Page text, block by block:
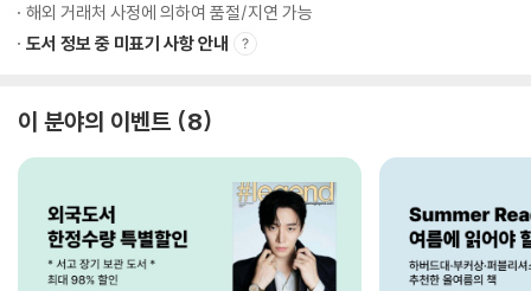
해외 거래처 사정에 의하여 품절/지연 가능
도서 정보 중 미표기 사항 안내
이 분야의 이벤트 8